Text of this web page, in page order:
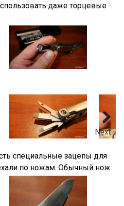
даже торцевые
Next
специальные зацепы для
по ножам. Обычный нож: